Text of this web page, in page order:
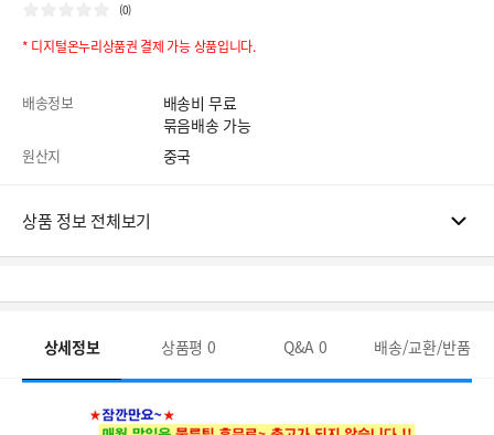
(0)
* 디지털온누리상품권 결제 가능 상품입니다.
배송정보
배송비 무료
묶음배송 가능
원산지 중국
상품 정보 전체보기
상세정보 상품평 0 Q&A 0 배송/교환/반품